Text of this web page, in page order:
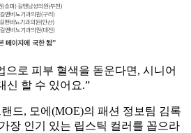
으로 피부 혈색을 돋운다면, 시니어
신 할 수 있어요.”
드, 모에(MOE)의 패션 정보팀 김록
장 인기 있는 립스틱 컬러를 꼽으라